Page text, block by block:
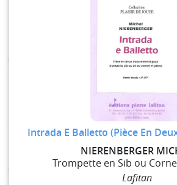
Intrada E Balletto (Pièce En
NIERENBERGER
Trompette en Sib ou
Lafitan